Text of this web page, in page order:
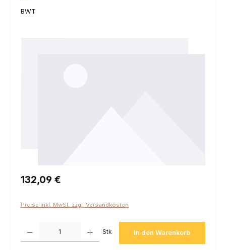
BWT
Regulärer Preis:
132,09 €
Preise inkl. MwSt. zzgl. Versandkosten
Stk In den Warenkorb